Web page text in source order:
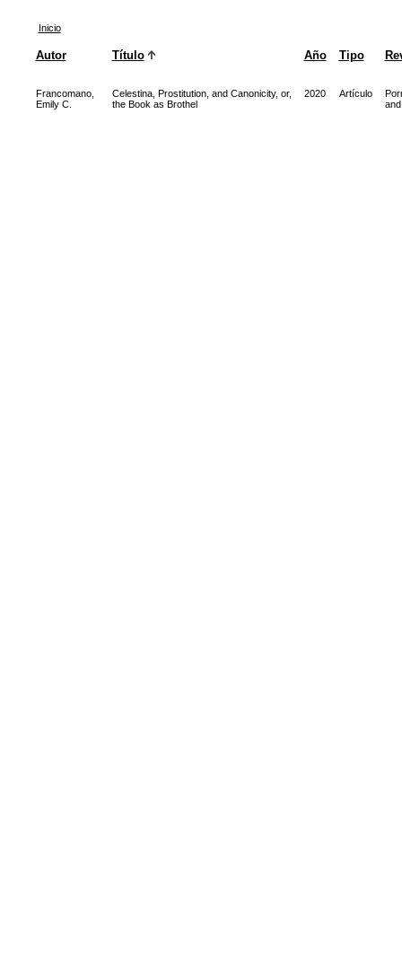
Inicio
Autor Título Año Tipo
Francomano,
Emily C.
Celestina, Prostitution, and Canonicity, or,
the Book as Brothel
2020 Artículo